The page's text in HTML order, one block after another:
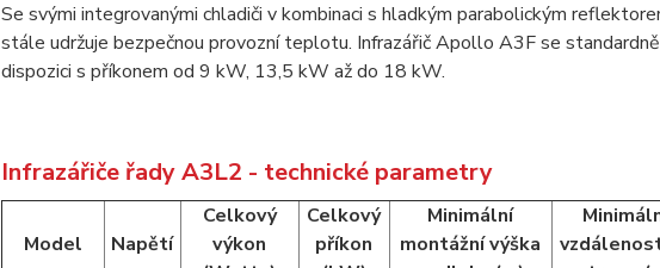
Se svými integrovanými chladiči v kombinaci s hladkým parabolickým
stále udržuje bezpečnou provozní teplotu. Infrazářič Apollo A3F se
dispozici s příkonem od 9 kW, 13,5 kW až do 18 kW.
Infrazářiče řady A3L2 - technické parametry
Model Napětí
Celkový
výkon
Celkový
příkon
Minimální
montážní výška